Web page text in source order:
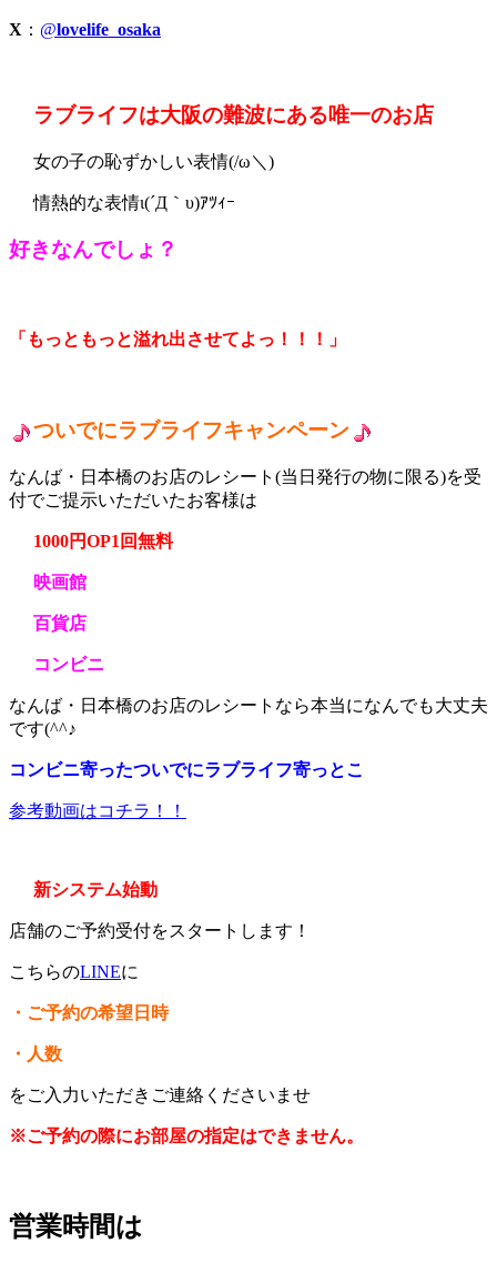
X ： @lovelife_osaka
ラブライフは大阪の難波にある唯一のお店
女の子の恥ずかしい表情(/ω＼)
情熱的な表情ι(´Д｀υ)ｱﾂｨｰ
好きなんでしょ？
「もっともっと溢れ出させてよっ！！！」
ついでにラブライフキャンペーン
なんば・日本橋のお店のレシート(当日発行の物に限る)を受
付でご提示いただいたお客様は
1000円OP1回無料
映画館
百貨店
コンビニ
なんば・日本橋のお店のレシートなら本当になんでも大丈夫
です(^^♪
コンビニ寄ったついでにラブライフ寄っとこ
参考動画はコチラ！！
新システム始動
店舗のご予約受付をスタートします！
こちらのLINEに
・ご予約の希望日時
・人数
をご入力いただきご連絡くださいませ
※ご予約の際にお部屋の指定はできません。
営業時間は